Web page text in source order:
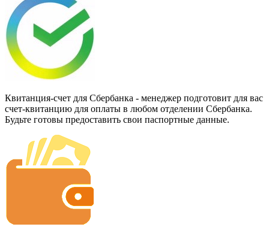
Квитанция-счет для Сбербанка - менеджер подготовит для вас
счет-квитанцию для оплаты в любом отделении Сбербанка.
Будьте готовы предоставить свои паспортные данные.